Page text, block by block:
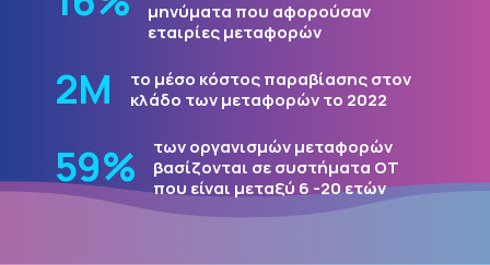
μηνύματα που αφορούσαν
εταιρίες μεταφορών
3Μ
το μέσο κόστος παραβίασης στον
κλάδο των μεταφορών το 2022
72%
των οργανισμών μεταφορών
βασίζονται σε συστήματα OT που
είναι μεταξύ 6 -20 ετών